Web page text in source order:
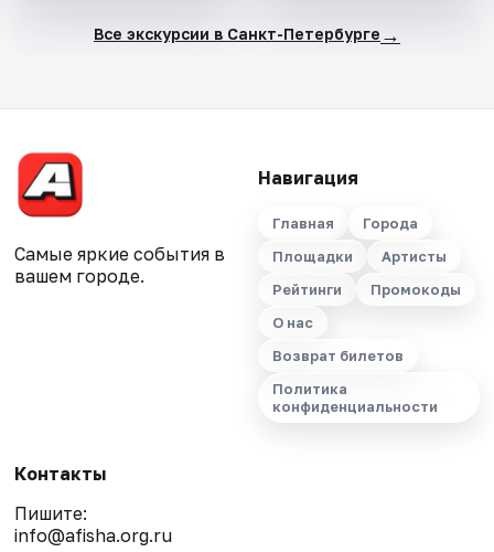
Все экскурсии в Санкт-Петербурге →
Самые яркие события в
вашем городе.
Навигация
Главная
Города
Площадки
Артисты
Рейтинги
Промокоды
О нас
Возврат билетов
Политика
конфиденциальности
Контакты
Пишите:
info@afisha.org.ru